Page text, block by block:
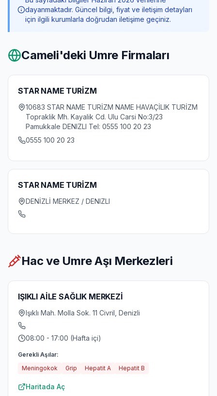
dayanmaktadır. Güncel bilgi, fiyat ve iletişim detayları
için ilgili kurumlarla doğrudan iletişime geçiniz.
Cameli'deki Umre Firmaları
STAR NAME TURİZM
10683 STAR NAME TURİZM NAME HAVAÇİLIK TURİZM
Topraklik Mh. Kayalik Cd. Ulu Carsi No:3/23
Pamukkale DENIZLI Tel: 0555 100 20 23
0555 100 20 23
STAR NAME TURİZM
DENİZLİ MERKEZ / DENIZLI
Hac ve Umre Aşı Merkezleri
IŞIKLI AİLE SAĞLIK MERKEZİ
Işıklı Mah. Molla Sok. 11 Civril, Denizli
08:00 - 17:00 (Hafta içi)
Gerekli Aşılar:
Meningokok
Grip Hepatit A Hepatit B
Haritada Aç